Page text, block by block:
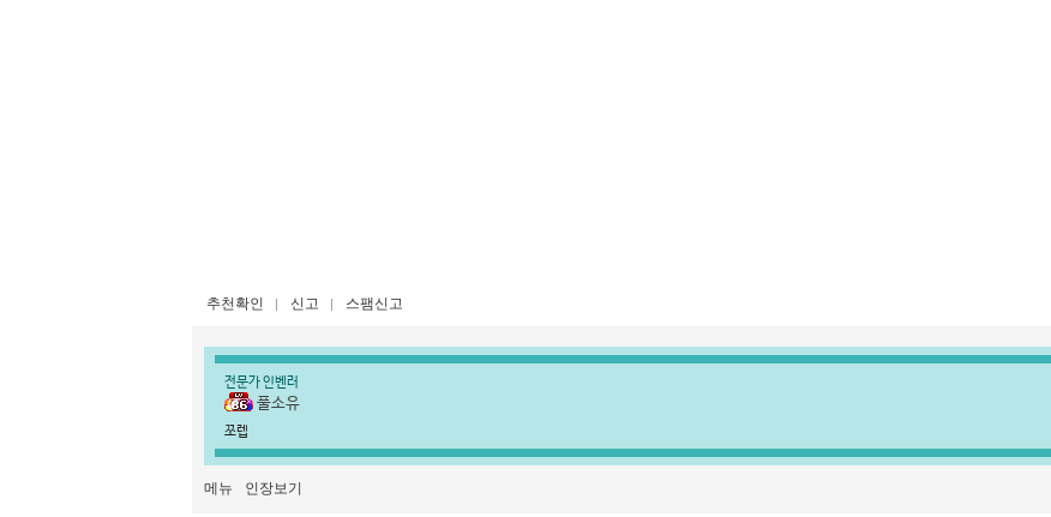
추천확인 신고 스팸신고
전문가 인벤러
풀소유
쪼렙
메뉴 인장보기